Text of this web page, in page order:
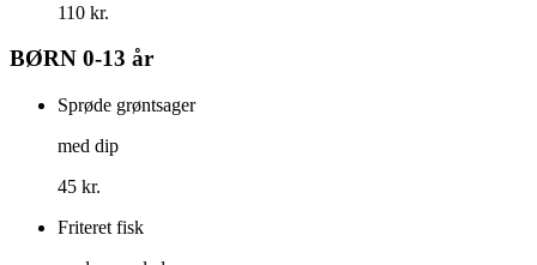
110 kr.
BØRN 0-13 år
Sprøde grøntsager
med dip
45 kr.
Friteret fisk